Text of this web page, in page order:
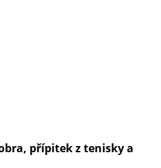
přípitek z tenisky a